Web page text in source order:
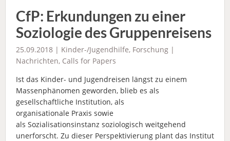
CfP: Erkundungen zu einer
Soziologie des Gruppenreisens
25.09.2018 | Kinder-/Jugendhilfe, Forschung |
Nachrichten, Calls for Papers
Ist das Kinder- und Jugendreisen längst zu einem
Massenphänomen geworden, blieb es als
gesellschaftliche Institution, als
organisationale Praxis sowie
als Sozialisationsinstanz soziologisch weitgehend
unerforscht. Zu dieser Perspektivierung plant das Institut